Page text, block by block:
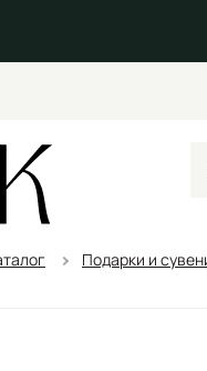
Подарки и